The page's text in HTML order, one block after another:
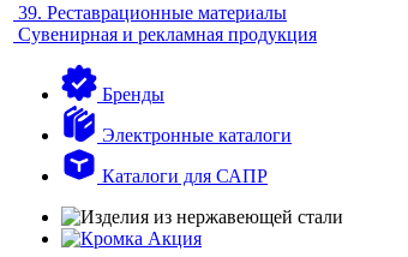
39. Реставрационные материалы
Сувенирная и рекламная продукция
Бренды
Электронные каталоги
Каталоги для САПР